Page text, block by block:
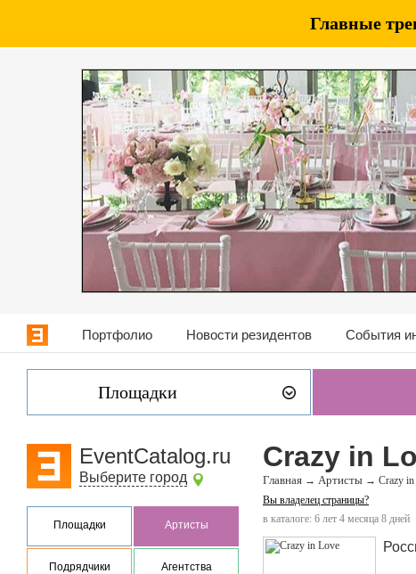
Главные
Портфолио Новости резидентов События
Площадки
EventCatalog.ru
Выберите город
Площадки Артисты
Подрядчики Агентства
Crazy in
Главная → Артисты → Crazy
Вы владелец страницы?
в каталоге: 6 лет 4 месяца 8 дней